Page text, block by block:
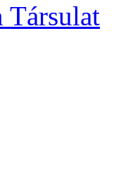
Társulat